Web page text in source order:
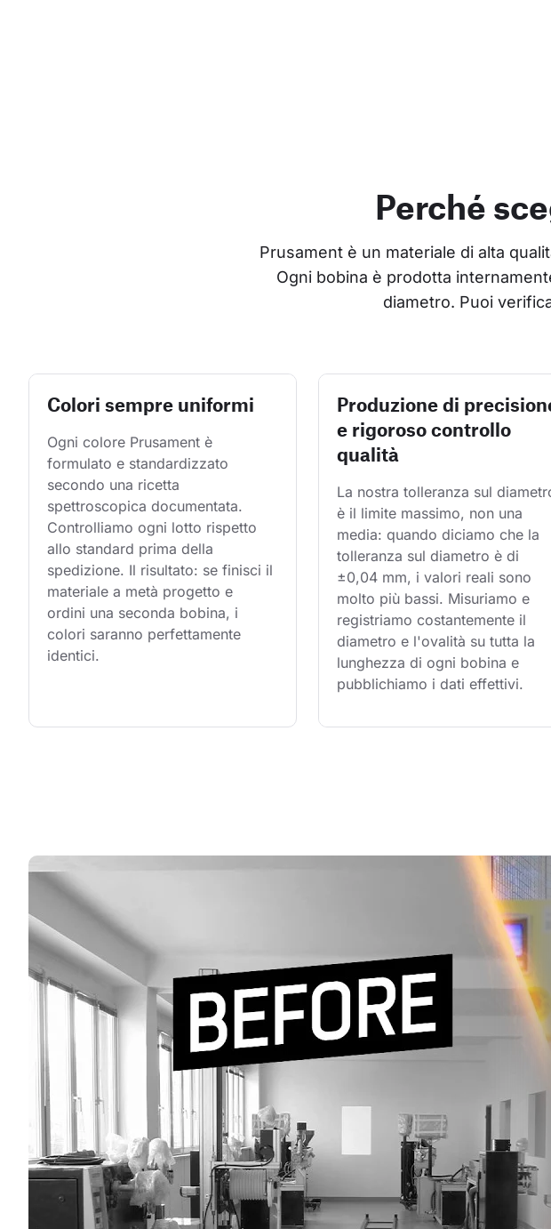
Perché
Prusament è un materiale di alta
Ogni bobina è prodotta
diametro. Puoi
Colori sempre uniformi
Ogni colore Prusament è
formulato e standardizzato
secondo una ricetta
spettroscopica documentata.
Controlliamo ogni lotto rispetto
allo standard prima della
spedizione. Il risultato: se finisci il
materiale a metà progetto e
ordini una seconda bobina, i
colori saranno perfettamente
identici.
Produzione di
e rigoroso controllo
qualità
La nostra tolleranza sul
è il limite massimo, non una
media: quando diciamo che la
tolleranza sul diametro è di
±0,04 mm, i valori reali sono
molto più bassi. Misuriamo e
registriamo costantemente il
diametro e l'ovalità su tutta la
lunghezza di ogni bobina e
pubblichiamo i dati effettivi.